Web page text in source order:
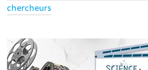
chercheurs